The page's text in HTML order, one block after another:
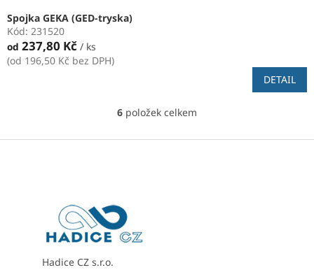
Spojka GEKA (GED-tryska)
Kód: 231520
od 237,80 Kč / ks
(od 196,50 Kč bez DPH)
DETAIL
O
l
6 položek celkem
Z
Hadice CZ s.r.o.